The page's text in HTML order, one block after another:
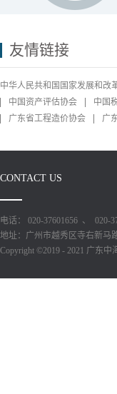
友情链接
中华人民共和国国家发展和改
中国资产评估协会
中国
广东省工程造价协会
广
CONTACT US
电话： 020-37601656 、 020-
地址：广州市越秀区寺右新马
Copyright ©2019 - 2021 广东中